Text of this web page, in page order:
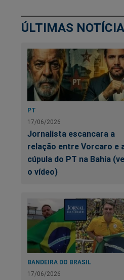
ÚLTIMAS
PT
17/06/2026
Jornalista escancara a
relação entre Vorcaro e
cúpula do PT na Bahia
o vídeo)
BANDEIRA DO BRASIL
17/06/2026